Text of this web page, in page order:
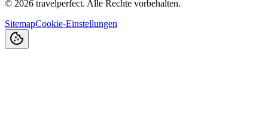
© 2026 travelperfect. Alle Rechte vorbehalten.
SitemapCookie-Einstellungen